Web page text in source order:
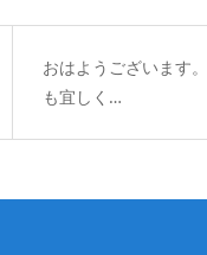
おはようございます
も宜しく…